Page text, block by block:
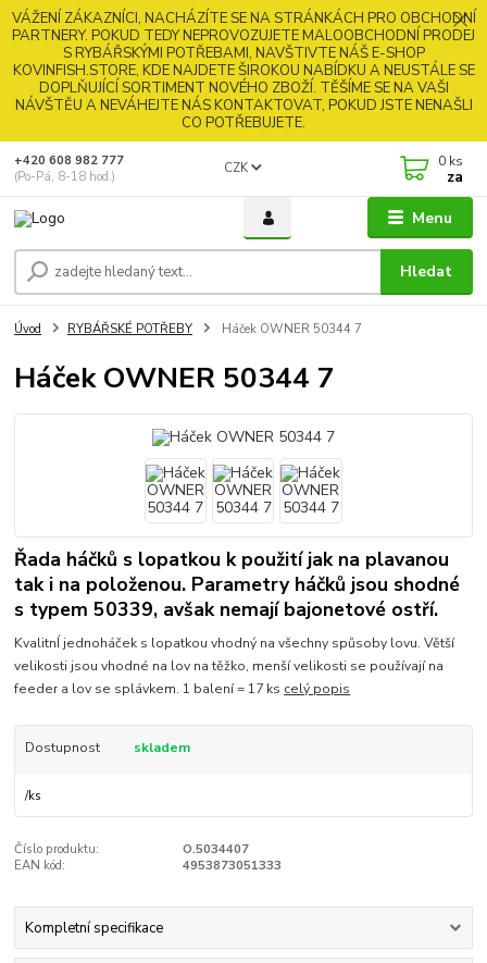
VÁŽENÍ ZÁKAZNÍCI, NACHÁZÍTE SE NA STRÁNKÁCH PRO OBCHODNÍ
PARTNERY. POKUD TEDY NEPROVOZUJETE MALOOBCHODNÍ PRODEJ
S RYBÁŘSKÝMI POTŘEBAMI, NAVŠTIVTE NÁŠ E-SHOP
KOVINFISH.STORE, KDE NAJDETE ŠIROKOU NABÍDKU A NEUSTÁLE SE
DOPLŇUJÍCÍ SORTIMENT NOVÉHO ZBOŽÍ. TĚŠÍME SE NA VAŠI
NÁVŠTĚU A NEVÁHEJTE NÁS KONTAKTOVAT, POKUD JSTE NENAŠLI
CO POTŘEBUJETE.
Menu
CZK
Hledat
+420 608 982 777
(Po-Pá, 8-18 hod.)
0 ks
za
Úvod RYBÁŘSKÉ POTŘEBY Háček OWNER 50344 7
Háček OWNER 50344 7
Řada háčků s lopatkou k použití jak na plavanou
tak i na položenou. Parametry háčků jsou shodné
s typem 50339, avšak nemají bajonetové ostří.
KvalitnÍ jednoháček s lopatkou vhodný na všechny spůsoby lovu. Větší
velikosti jsou vhodné na lov na těžko, menší velikosti se používají na
feeder a lov se splávkem. 1 balení = 17 ks celý popis
Dostupnost skladem
/ks
Číslo produktu:
O.5034407
EAN kód:
4953873051333
Kompletní specifikace